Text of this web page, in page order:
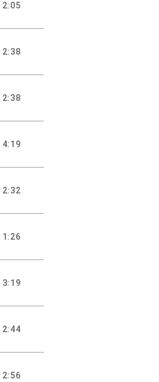
2:05
2:38
2:38
4:19
2:32
1:26
3:19
2:44
2:56